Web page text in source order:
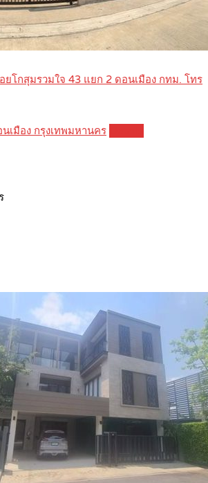
ยโกสุมรวมใจ 43 แยก 2 ดอนเมือง กทม. โทร
เมือง กรุงเทพมหานคร